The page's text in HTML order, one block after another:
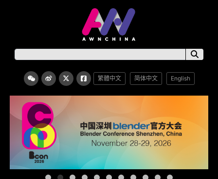
繁體中文 简体中文 English